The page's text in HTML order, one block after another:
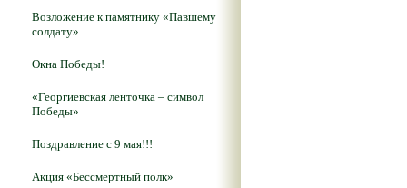
Возложение к памятнику «Павшему
солдату»
Окна Победы!
«Георгиевская ленточка – символ
Победы»
Поздравление с 9 мая!!!
Акция «Бессмертный полк»